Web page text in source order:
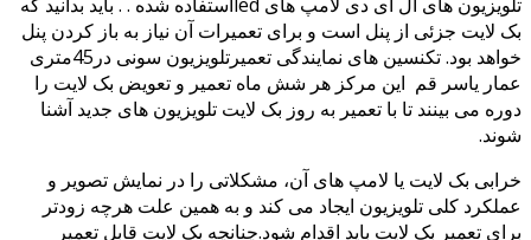
لایت جزئی از پنل است و برای تعمیرات آن نیاز به باز کردن پنل
خواهد بود. تکنسین های نمایندگی تعمیرتلویزیون سونی در45متری
یاسر قم این مرکز هر شش ماه تعمیر و تعویض بک لایت را
می بینند تا با تعمیر به روز بک لایت تلویزیون های جدید آشنا
بک لایت یا لامپ های آن، مشکلاتی را در نمایش تصویر و
کلی تلویزیون ایجاد می کند و به همین علت هرچه زودتر
تعمیر بک لایت باید اقدام شود.چنانچه بک لایت قابل تعمیر